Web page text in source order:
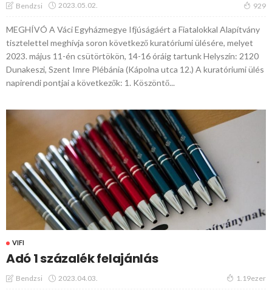
Bendzsi 2023.05.02. 929
MEGHÍVÓ A Váci Egyházmegye Ifjúságáért a Fiatalokkal Alapítvány
tisztelettel meghívja soron következő kuratóriumi ülésére, melyet
2023. május 11-én csütörtökön, 14-16 óráig tartunk Helyszín: 2120
Dunakeszi, Szent Imre Plébánia (Kápolna utca 12.) A kuratóriumi ülés
napirendi pontjai a következők: 1. Köszöntő...
VIFI
Adó 1 százalék felajánlás
Bendzsi 2023.04.03. 1.19ezer